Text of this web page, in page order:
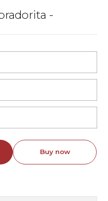
-
Buy now